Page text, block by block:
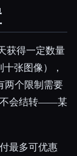
获得一定数量
张图像），
两个限制需要
不会结转——某
最多可优惠